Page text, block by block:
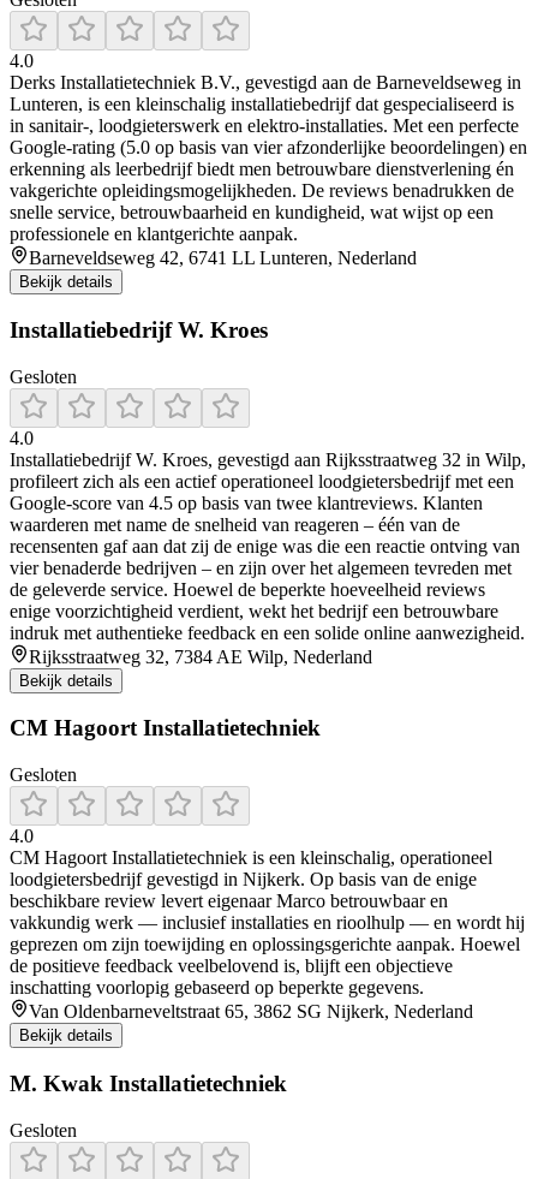
4.0
Derks Installatietechniek B.V., gevestigd aan de Barneveldseweg in
Lunteren, is een kleinschalig installatiebedrijf dat gespecialiseerd is
in sanitair-, loodgieterswerk en elektro-installaties. Met een perfecte
Google-rating (5.0 op basis van vier afzonderlijke beoordelingen) en
erkenning als leerbedrijf biedt men betrouwbare dienstverlening én
vakgerichte opleidingsmogelijkheden. De reviews benadrukken de
snelle service, betrouwbaarheid en kundigheid, wat wijst op een
professionele en klantgerichte aanpak.
Barneveldseweg 42, 6741 LL Lunteren, Nederland
Bekijk details
Installatiebedrijf W. Kroes
Gesloten
4.0
Installatiebedrijf W. Kroes, gevestigd aan Rijksstraatweg 32 in Wilp,
profileert zich als een actief operationeel loodgietersbedrijf met een
Google-score van 4.5 op basis van twee klantreviews. Klanten
waarderen met name de snelheid van reageren – één van de
recensenten gaf aan dat zij de enige was die een reactie ontving van
vier benaderde bedrijven – en zijn over het algemeen tevreden met
de geleverde service. Hoewel de beperkte hoeveelheid reviews
enige voorzichtigheid verdient, wekt het bedrijf een betrouwbare
indruk met authentieke feedback en een solide online aanwezigheid.
Rijksstraatweg 32, 7384 AE Wilp, Nederland
Bekijk details
CM Hagoort Installatietechniek
Gesloten
4.0
CM Hagoort Installatietechniek is een kleinschalig, operationeel
loodgietersbedrijf gevestigd in Nijkerk. Op basis van de enige
beschikbare review levert eigenaar Marco betrouwbaar en
vakkundig werk — inclusief installaties en rioolhulp — en wordt hij
geprezen om zijn toewijding en oplossingsgerichte aanpak. Hoewel
de positieve feedback veelbelovend is, blijft een objectieve
inschatting voorlopig gebaseerd op beperkte gegevens.
Van Oldenbarneveltstraat 65, 3862 SG Nijkerk, Nederland
Bekijk details
M. Kwak Installatietechniek
Gesloten